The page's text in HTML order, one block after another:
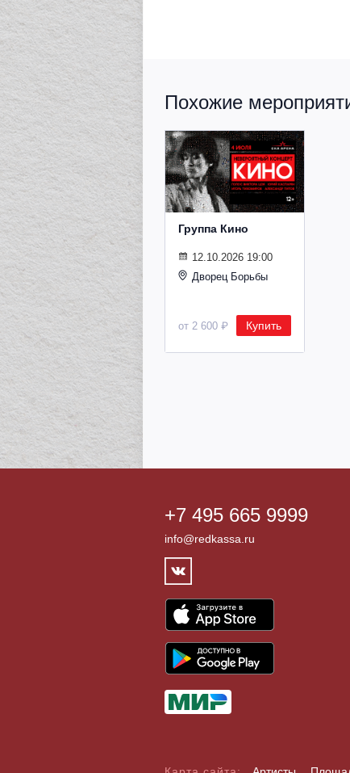
Похожие
Группа Кино
12.10.2026 19:00
Дворец Борьбы
от 2 600 ₽ Купить
+7 495 665 9999
info@redkassa.ru